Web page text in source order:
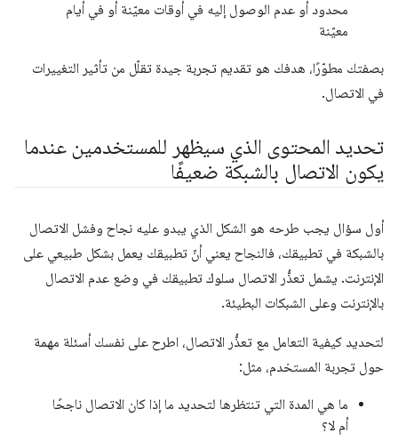
محدود أو عدم الوصول إليه في أوقات معيّنة أو في أيام
معيّنة
بصفتك مطوّرًا، هدفك هو تقديم تجربة جيدة تقلّل من تأثير التغييرات
في الاتصال.
تحديد المحتوى الذي سيظهر للمستخدمين عندما
يكون الاتصال بالشبكة ضعيفًا
أول سؤال يجب طرحه هو الشكل الذي يبدو عليه نجاح وفشل الاتصال
بالشبكة في تطبيقك، فالنجاح يعني أنّ تطبيقك يعمل بشكل طبيعي على
الإنترنت. يشمل تعذُّر الاتصال سلوك تطبيقك في وضع عدم الاتصال
بالإنترنت وعلى الشبكات البطيئة.
لتحديد كيفية التعامل مع تعذُّر الاتصال، اطرح على نفسك أسئلة مهمة
حول تجربة المستخدم، مثل:
ما هي المدة التي تنتظرها لتحديد ما إذا كان الاتصال ناجحًا
أم لا؟